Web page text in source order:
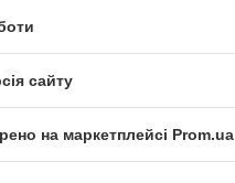
сайту
на маркетплейсі Prom.ua